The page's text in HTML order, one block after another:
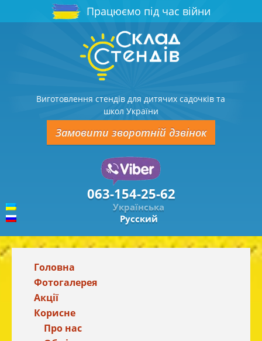
Працюємо під час війни
Виготовлення стендів для дитячих садочків та
школ України
Замовити зворотній дзвінок
063-154-25-62
Українська
Русский
Головна
Фотогалерея
Акції
Корисне
Про нас